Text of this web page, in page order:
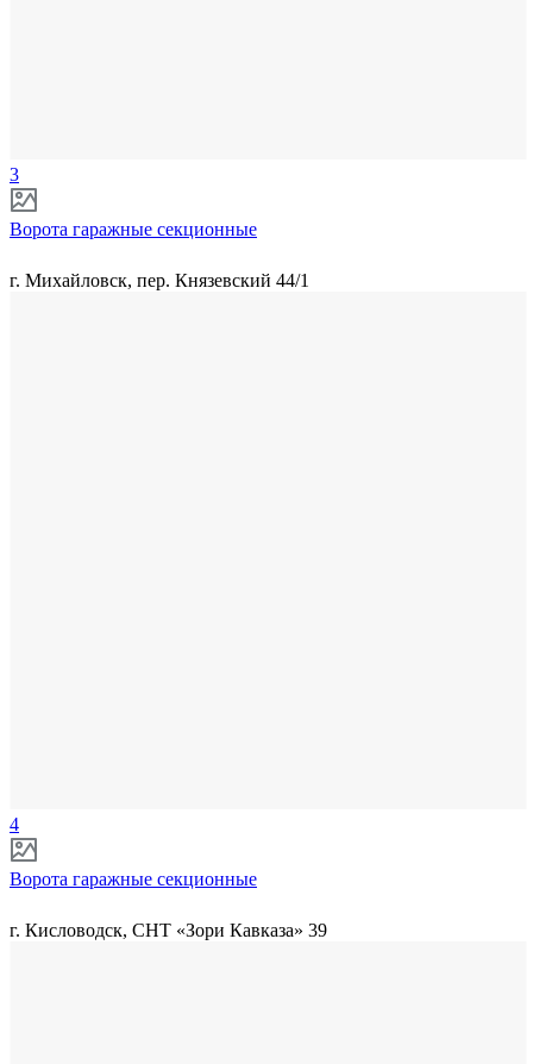
3
Ворота гаражные секционные
г. Михайловск, пер. Князевский 44/1
4
Ворота гаражные секционные
г. Кисловодск, СНТ «Зори Кавказа» 39